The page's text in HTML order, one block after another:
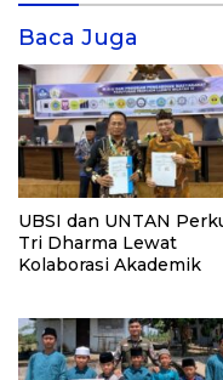
Baca Juga
UBSI dan UNTAN
Tri Dharma Lewat
Kolaborasi Akademik